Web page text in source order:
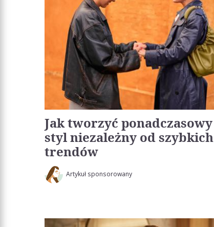
Jak tworzyć ponadczasowy
styl niezależny od szybkich
trendów
Artykuł sponsorowany